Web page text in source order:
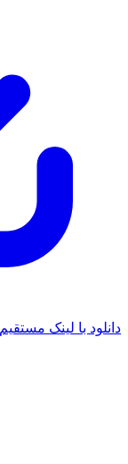
دانلود با لینک مستقیم